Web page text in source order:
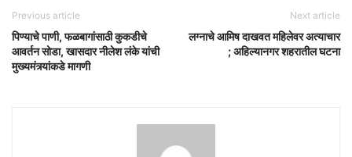
Previous article
पिण्याचे पाणी, फळबागांसाठी कुकडीचे
आवर्तन सोडा, खासदार नीलेश लंके यांची
मुख्यमंत्र्यांकडे मागणी
Next article
लग्नाचे आमिष दाखवत महिलेवर अत्याचार
; अहिल्यानगर शहरातील घटना